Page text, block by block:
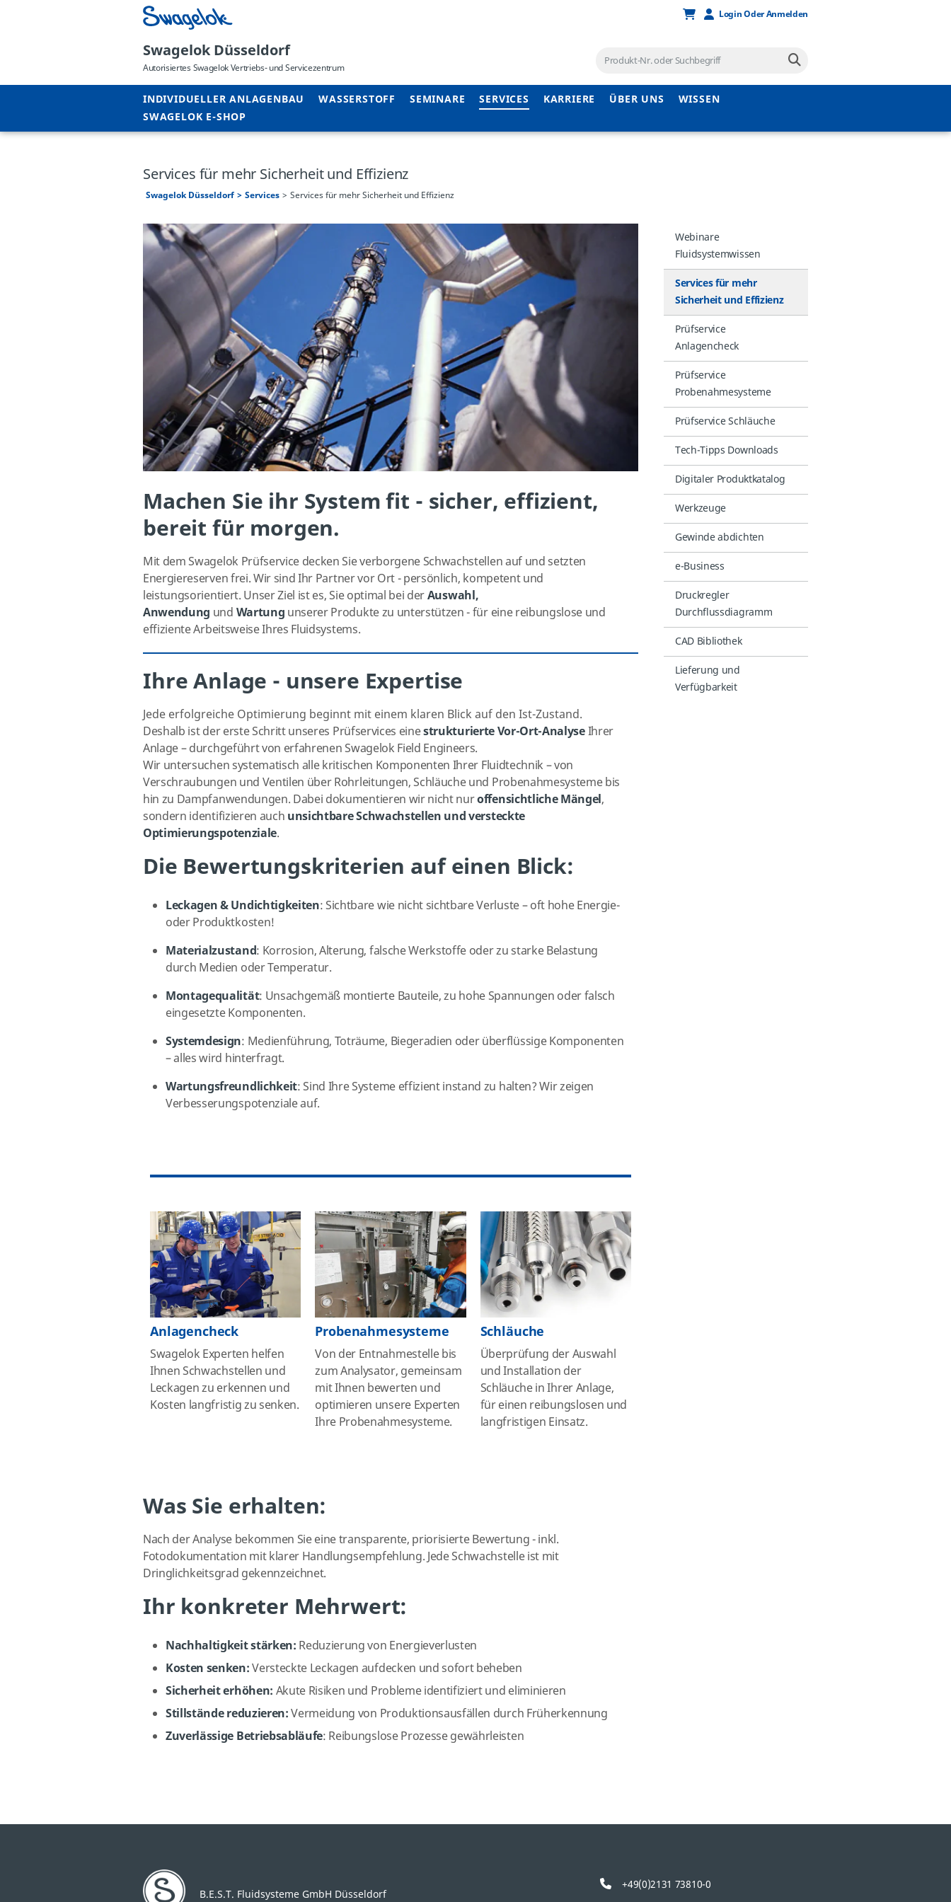
Login Oder Anmelden
Swagelok Düsseldorf
Autorisiertes Swagelok Vertriebs- und Servicezentrum
INDIVIDUELLER ANLAGENBAU WASSERSTOFF SEMINARE SERVICES KARRIERE ÜBER UNS
WISSEN
SWAGELOK E-SHOP
Services für mehr Sicherheit und Effizienz
Swagelok Düsseldorf Services Services für mehr Sicherheit und Effizienz
Webinare
Fluidsystemwissen
Services für mehr
Sicherheit und Effizienz
Prüfservice
Anlagencheck
Prüfservice
Probenahmesysteme
Prüfservice Schläuche
Tech-Tipps Downloads
Digitaler Produktkatalog
Werkzeuge
Gewinde abdichten
e-Business
Druckregler
Durchflussdiagramm
CAD Bibliothek
Lieferung und
Verfügbarkeit
Machen Sie ihr System fit - sicher, effizient,
bereit für morgen.
Mit dem Swagelok Prüfservice decken Sie verborgene Schwachstellen auf und setzten
Energiereserven frei. Wir sind Ihr Partner vor Ort - persönlich, kompetent und
leistungsorientiert. Unser Ziel ist es, Sie optimal bei derAuswahl,
Anwendung und Wartung unserer Produkte zu unterstützen - für eine reibungslose und
effiziente Arbeitsweise Ihres Fluidsystems.
Ihre Anlage - unsere Expertise
Jede erfolgreiche Optimierung beginnt mit einem klaren Blick auf den Ist-Zustand.
Deshalb ist der erste Schritt unseres Prüfservices einestrukturierte Vor-Ort-AnalyseIhrer
Anlage – durchgeführt von erfahrenen Swagelok Field Engineers.
Wir untersuchen systematisch alle kritischen Komponenten Ihrer Fluidtechnik – von
Verschraubungen und Ventilen über Rohrleitungen, Schläuche und Probenahmesysteme bis
hin zu Dampfanwendungen. Dabei dokumentieren wir nicht nuroffensichtliche Mängel,
sondern identifizieren auch unsichtbare Schwachstellen und versteckte
Optimierungspotenziale.
Die Bewertungskriterien auf einen Blick:
Leckagen & Undichtigkeiten: Sichtbare wie nicht sichtbare Verluste – oft hohe Energie-
oder Produktkosten!
Materialzustand: Korrosion, Alterung, falsche Werkstoffe oder zu starke Belastung
durch Medien oder Temperatur.
Montagequalität: Unsachgemäß montierte Bauteile, zu hohe Spannungen oder falsch
eingesetzte Komponenten.
Systemdesign: Medienführung, Toträume, Biegeradien oder überflüssige Komponenten
– alles wird hinterfragt.
Wartungsfreundlichkeit: Sind Ihre Systeme effizient instand zu halten? Wir zeigen
Verbesserungspotenziale auf.
Anlagencheck
Swagelok Experten helfen
Ihnen Schwachstellen und
Leckagen zu erkennen und
Kosten langfristig zu senken.
Probenahmesysteme
Von der Entnahmestelle bis
zum Analysator, gemeinsam
mit Ihnen bewerten und
optimieren unsere Experten
Ihre Probenahmesysteme.
Schläuche
Überprüfung derAuswahl
und Installation der
Schläuche in Ihrer Anlage,
für einen reibungslosen und
langfristigen Einsatz.
Was Sie erhalten:
Nach der Analyse bekommen Sie eine transparente, priorisierte Bewertung - inkl.
Fotodokumentation mit klarer Handlungsempfehlung. Jede Schwachstelle ist mit
Dringlichkeitsgrad gekennzeichnet.
Ihr konkreter Mehrwert:
Nachhaltigkeit stärken: Reduzierung von Energieverlusten
Kosten senken:Versteckte Leckagen aufdecken und sofort beheben
Sicherheit erhöhen: Akute Risiken und Probleme identifiziert und eliminieren
Stillstände reduzieren:Vermeidung von Produktionsausfällen durch Früherkennung
Zuverlässige Betriebsabläufe: Reibungslose Prozesse gewährleisten
B.E.S.T. Fluidsysteme GmbH Düsseldorf
+49(0)2131 73810-0